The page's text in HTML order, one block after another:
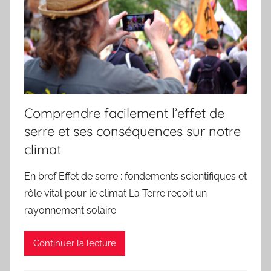
Comprendre facilement l’effet de
serre et ses conséquences sur notre
climat
En bref Effet de serre : fondements scientifiques et
rôle vital pour le climat La Terre reçoit un
rayonnement solaire
Continuer la lecture